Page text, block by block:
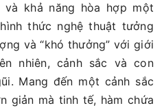
khả năng hòa hợp một
thức nghệ thuật tưởng
và “khó thưởng” với giới
nhiên, cảnh sắc và con
Mang đến một cảnh sắc
giản mà tinh tế, hàm chứa